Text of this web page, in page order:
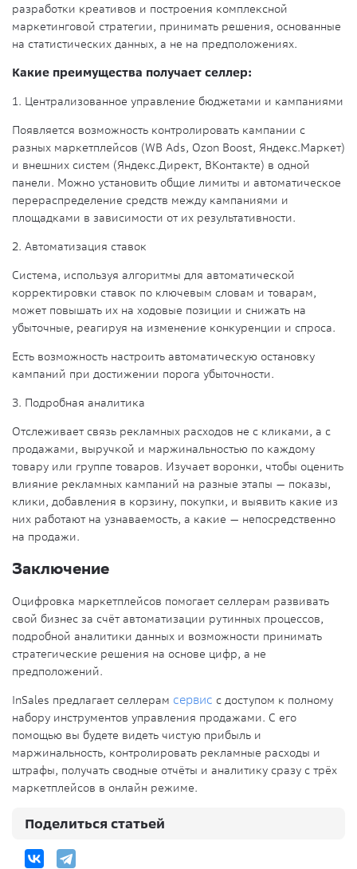
разработки креативов и построения комплексной
маркетинговой стратегии, принимать решения, основанные
на статистических данных, а не на предположениях.
Какие преимущества получает селлер:
1. Централизованное управление бюджетами и кампаниями
Появляется возможность контролировать кампании с
разных маркетплейсов (WB Ads, Ozon Boost, Яндекс.Маркет)
и внешних систем (Яндекс.Директ, ВКонтакте) в одной
панели. Можно установить общие лимиты и автоматическое
перераспределение средств между кампаниями и
площадками в зависимости от их результативности.
2. Автоматизация ставок
Система, используя алгоритмы для автоматической
корректировки ставок по ключевым словам и товарам,
может повышать их на ходовые позиции и снижать на
убыточные, реагируя на изменение конкуренции и спроса.
Есть возможность настроить автоматическую остановку
кампаний при достижении порога убыточности.
3. Подробная аналитика
Отслеживает связь рекламных расходов не с кликами, а с
продажами, выручкой и маржинальностью по каждому
товару или группе товаров. Изучает воронки, чтобы оценить
влияние рекламных кампаний на разные этапы — показы,
клики, добавления в корзину, покупки, и выявить какие из
них работают на узнаваемость, а какие — непосредственно
на продажи.
Заключение
Оцифровка маркетплейсов помогает селлерам развивать
свой бизнес за счёт автоматизации рутинных процессов,
подробной аналитики данных и возможности принимать
стратегические решения на основе цифр, а не
предположений.
InSales предлагает селлерам сервис с доступом к полному
набору инструментов управления продажами. С его
помощью вы будете видеть чистую прибыль и
маржинальность, контролировать рекламные расходы и
штрафы, получать сводные отчёты и аналитику сразу с трёх
маркетплейсов в онлайн режиме.
Поделиться статьей